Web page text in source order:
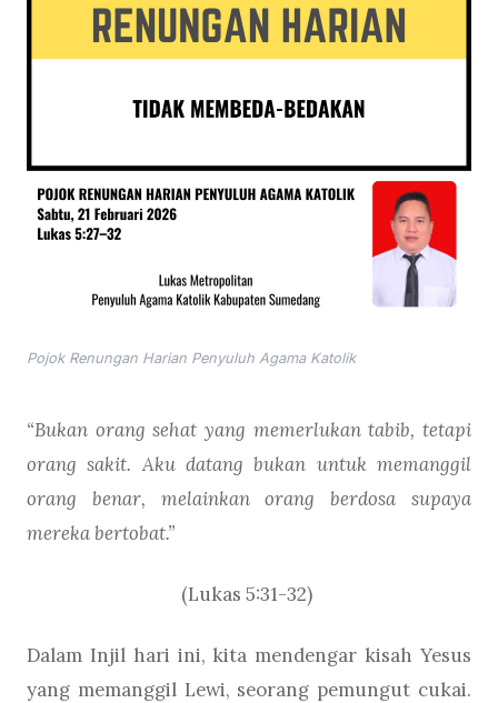
Pojok Renungan Harian Penyuluh Agama Katolik
“Bukan orang sehat yang memerlukan tabib, tetapi
orang sakit. Aku datang bukan untuk memanggil
orang benar, melainkan orang berdosa supaya
mereka bertobat.”
(Lukas 5:31-32)
Dalam Injil hari ini, kita mendengar kisah Yesus
yang memanggil Lewi, seorang pemungut cukai.